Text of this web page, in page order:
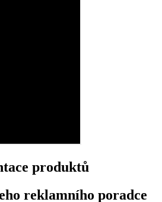
produktů
reklamního poradce